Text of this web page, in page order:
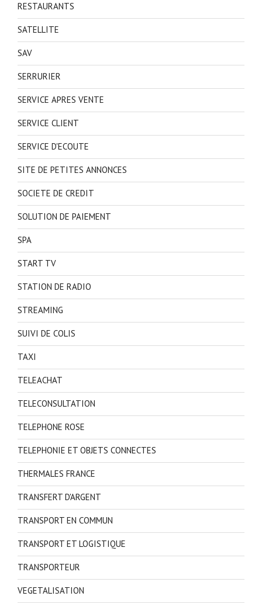
RESTAURANTS
SATELLITE
SAV
SERRURIER
SERVICE APRES VENTE
SERVICE CLIENT
SERVICE D'ECOUTE
SITE DE PETITES ANNONCES
SOCIETE DE CREDIT
SOLUTION DE PAIEMENT
SPA
START TV
STATION DE RADIO
STREAMING
SUIVI DE COLIS
TAXI
TELEACHAT
TELECONSULTATION
TELEPHONE ROSE
TELEPHONIE ET OBJETS CONNECTES
THERMALES FRANCE
TRANSFERT D'ARGENT
TRANSPORT EN COMMUN
TRANSPORT ET LOGISTIQUE
TRANSPORTEUR
VEGETALISATION